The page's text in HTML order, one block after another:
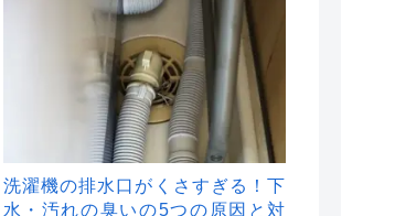
洗濯機の排水口がくさすぎる！下
水・汚れの臭いの5つの原因と対